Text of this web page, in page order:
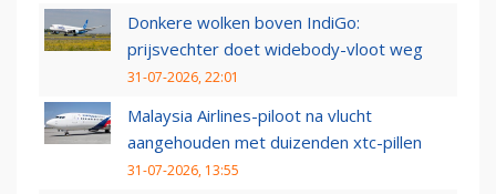
Donkere wolken boven IndiGo:
prijsvechter doet widebody-vloot weg
31-07-2026, 22:01
Malaysia Airlines-piloot na vlucht
aangehouden met duizenden xtc-pillen
31-07-2026, 13:55